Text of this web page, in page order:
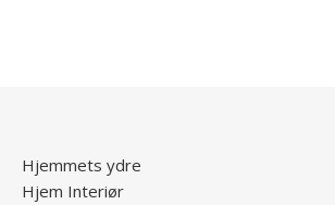
Hjemmets ydre
Hjem Interiør